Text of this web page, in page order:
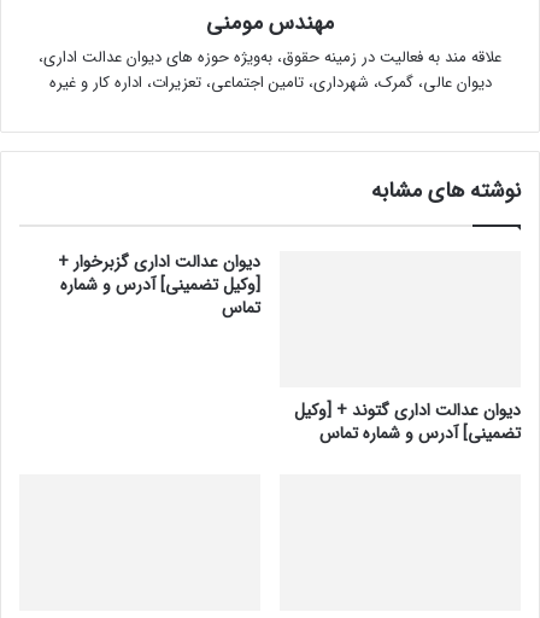
مهندس مومنی
علاقه مند به فعالیت در زمینه حقوق، به‌ویژه حوزه های دیوان عدالت اداری،
دیوان عالی، گمرک، شهرداری، تامین اجتماعی، تعزیرات، اداره کار و غیره
نوشته های مشابه
دیوان عدالت اداری گتوند + [وکیل
تضمینی] آدرس و شماره تماس
دیوان عدالت اداری گزبرخوار +
[وکیل تضمینی] آدرس و شماره
تماس